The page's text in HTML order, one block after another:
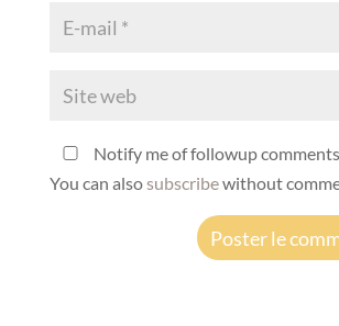
Notify me of followup
You can alsosubscribewithout